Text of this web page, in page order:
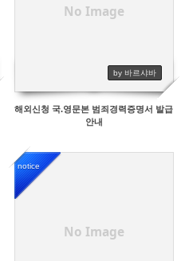
No Image
by 바르샤바
해외신청 국.영문본 범죄경력증명서 발급
안내
No Image
notice